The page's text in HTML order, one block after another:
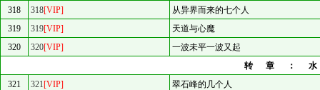
318
318[VIP]
从异界而来的七个人
319
319[VIP]
天道与心魔
320
320[VIP]
一波未平一波又起
转章：
321
321[VIP]
翠石峰的几个人